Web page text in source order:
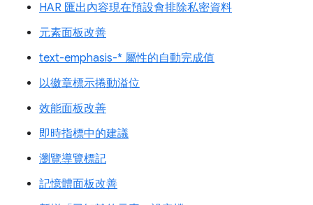
HAR 匯出內容現在預設會排除私密資料
元素面板改善
text-emphasis-* 屬性的自動完成值
以徽章標示捲動溢位
效能面板改善
即時指標中的建議
瀏覽導覽標記
記憶體面板改善